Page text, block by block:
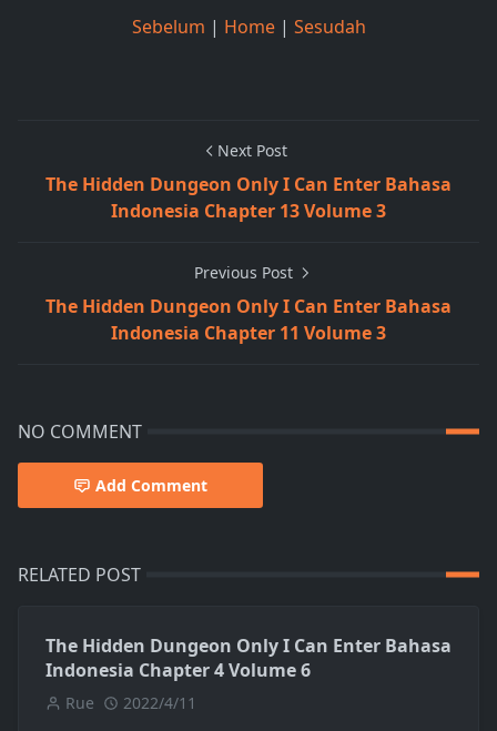
Sebelum | Home | Sesudah
Next Post
The Hidden Dungeon Only I Can Enter Bahasa
Indonesia Chapter 13 Volume 3
Previous Post
The Hidden Dungeon Only I Can Enter Bahasa
Indonesia Chapter 11 Volume 3
NO COMMENT
Add Comment
RELATED POST
The Hidden Dungeon Only I Can Enter Bahasa
Indonesia Chapter 4 Volume 6
Rue 2022/4/11